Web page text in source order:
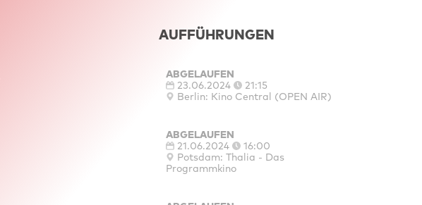
AUFFÜHRUNGEN
ABGELAUFEN
23.06.2024
21:15
Berlin: Kino Central (OPEN AIR)
ABGELAUFEN
21.06.2024
16:00
Potsdam: Thalia - Das
Programmkino